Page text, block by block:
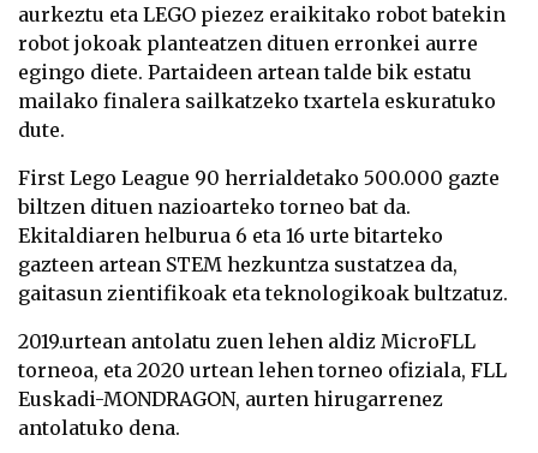
aurkeztu eta LEGO piezez eraikitako robot batekin
robot jokoak planteatzen dituen erronkei aurre
egingo diete. Partaideen artean talde bik estatu
mailako finalera sailkatzeko txartela eskuratuko
dute.
First Lego League 90 herrialdetako 500.000 gazte
biltzen dituen nazioarteko torneo bat da.
Ekitaldiaren helburua 6 eta 16 urte bitarteko
gazteen artean STEM hezkuntza sustatzea da,
gaitasun zientifikoak eta teknologikoak bultzatuz.
2019.urtean antolatu zuen lehen aldiz MicroFLL
torneoa, eta 2020 urtean lehen torneo ofiziala, FLL
Euskadi-MONDRAGON, aurten hirugarrenez
antolatuko dena.